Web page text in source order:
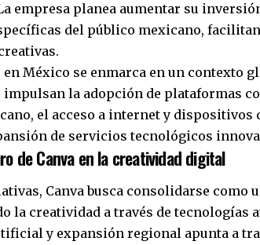
empresa planea aumentar su
del público mexicano,
México se enmarca en un contexto
la adopción de plataformas
el acceso a internet y dispositivos
de servicios tecnológicos
de Canva en la creatividad digital
Canva busca consolidarse como
la creatividad a través de tecnologías
y expansión regional apunta a